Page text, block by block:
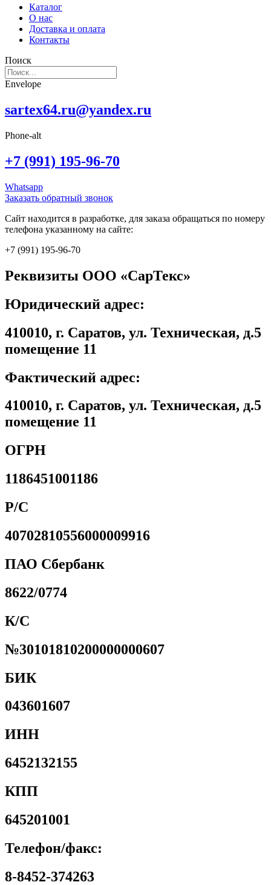
Каталог
О нас
Доставка и оплата
Контакты
Поиск
Envelope
sartex64.ru@yandex.ru
Phone-alt
+7 (991) 195-96-70
Whatsapp
Заказать обратный звонок
Сайт находится в разработке, для заказа обращаться по номеру
телефона указанному на сайте:
+7 (991) 195-96-70
Реквизиты ООО «СарТекс»
Юридический адрес:
410010, г. Саратов, ул. Техническая, д.5
помещение 11
Фактический адрес:
410010, г. Саратов, ул. Техническая, д.5
помещение 11
ОГРН
1186451001186
Р/С
40702810556000009916
ПАО Сбербанк
8622/0774
К/С
№30101810200000000607
БИК
043601607
ИНН
6452132155
КПП
645201001
Телефон/факс:
8-8452-374263